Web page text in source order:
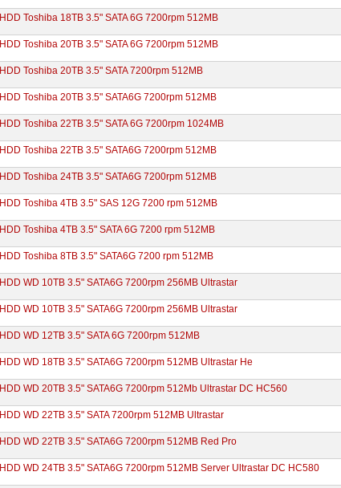
HDD Toshiba 18TB 3.5" SATA 6G 7200rpm 512MB
HDD Toshiba 20TB 3.5" SATA 6G 7200rpm 512MB
HDD Toshiba 20TB 3.5" SATA 7200rpm 512MB
HDD Toshiba 20TB 3.5" SATA6G 7200rpm 512MB
HDD Toshiba 22TB 3.5" SATA 6G 7200rpm 1024MB
HDD Toshiba 22TB 3.5" SATA6G 7200rpm 512MB
HDD Toshiba 24TB 3.5" SATA6G 7200rpm 512MB
HDD Toshiba 4TB 3.5" SAS 12G 7200 rpm 512MB
HDD Toshiba 4TB 3.5" SATA 6G 7200 rpm 512MB
HDD Toshiba 8TB 3.5" SATA6G 7200 rpm 512MB
HDD WD 10TB 3.5" SATA6G 7200rpm 256MB Ultrastar
HDD WD 10TB 3.5" SATA6G 7200rpm 256MB Ultrastar
HDD WD 12TB 3.5" SATA 6G 7200rpm 512MB
HDD WD 18TB 3.5" SATA6G 7200rpm 512MB Ultrastar He
HDD WD 20TB 3.5" SATA6G 7200rpm 512Mb Ultrastar DC HC560
HDD WD 22TB 3.5" SATA 7200rpm 512MB Ultrastar
HDD WD 22TB 3.5" SATA6G 7200rpm 512MB Red Pro
HDD WD 24TB 3.5" SATA6G 7200rpm 512MB Server Ultrastar DC HC580